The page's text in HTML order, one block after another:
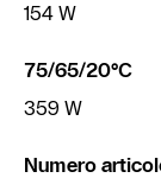
154 W
75/65/20°C
359 W
Numero